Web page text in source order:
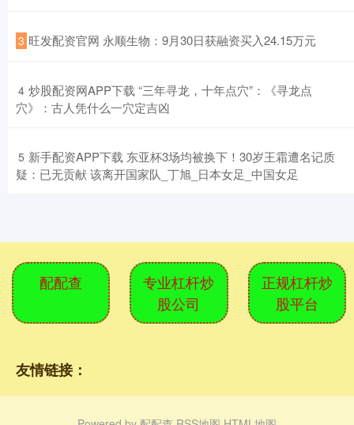
3 ​旺发配资官网 永顺生物：9月30日获融资买入24.15万元
4 ​炒股配资网APP下载 “三年寻龙，十年点穴”：《寻龙点
穴》：古人凭什么一穴定吉凶
5 ​新手配资APP下载 东亚杯3场均被换下！30岁王霜遭名记质
疑：已无贡献 该离开国家队_丁旭_日本女足_中国女足
配配查
专业杠杆炒
股公司
正规杠杆炒
股平台
友情链接：